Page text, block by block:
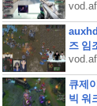
즈 임
큐제
빅 워